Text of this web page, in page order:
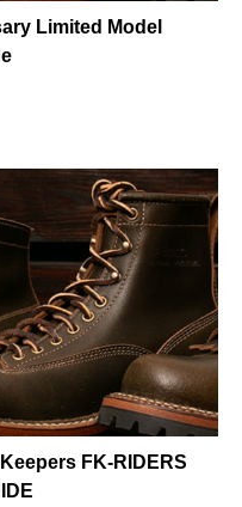
Limited Model
FK-RIDERS